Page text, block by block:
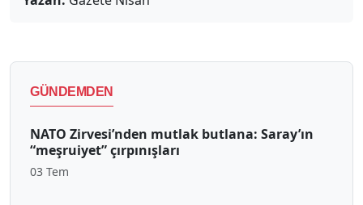
GÜNDEMDEN
NATO Zirvesi’nden mutlak butlana: Saray’ın
“meşruiyet” çırpınışları
03 Tem